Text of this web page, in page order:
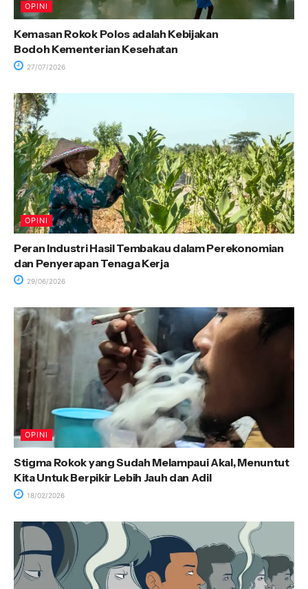
OPINI
Kemasan Rokok Polos adalah Kebijakan
Bodoh Kementerian Kesehatan
27/07/2026
OPINI
Peran Industri Hasil Tembakau dalam Perekonomian
dan Penyerapan Tenaga Kerja
29/06/2026
OPINI
Stigma Rokok yang Sudah Melampaui Akal, Menuntut
Kita Untuk Berpikir Lebih Jauh dan Adil
18/02/2026